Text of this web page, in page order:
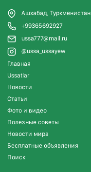
Ашхабад, Туркменистан
+99365692927
ussa777@mail.ru
@ussa_ussayew
Главная
Ussatlar
Новости
Статьи
Фото и видео
Полезные советы
Новости мира
Бесплатные объявления
Поиск